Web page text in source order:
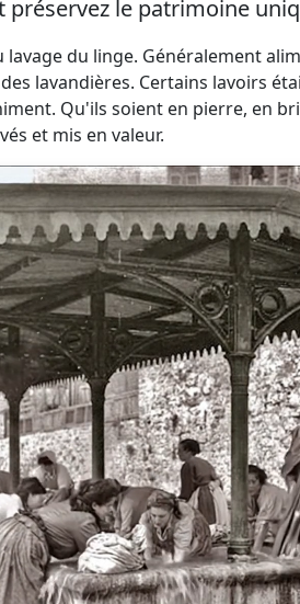
préservez le patrimoine
du linge. Généralement
lavandières. Certains lavoirs
Qu'ils soient en pierre, en
et mis en valeur.